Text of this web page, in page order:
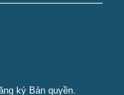
ký Bản quyền.